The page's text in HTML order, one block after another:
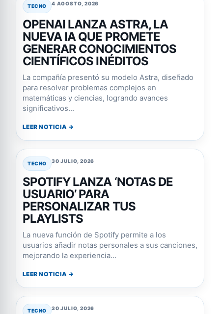
TECNO 4 AGOSTO, 2026
OPENAI LANZA ASTRA, LA
NUEVA IA QUE PROMETE
GENERAR CONOCIMIENTOS
CIENTÍFICOS INÉDITOS
La compañía presentó su modelo Astra, diseñado
para resolver problemas complejos en
matemáticas y ciencias, logrando avances
significativos...
LEER NOTICIA →
TECNO 30 JULIO, 2026
SPOTIFY LANZA ‘NOTAS DE
USUARIO’ PARA
PERSONALIZAR TUS
PLAYLISTS
La nueva función de Spotify permite a los
usuarios añadir notas personales a sus canciones,
mejorando la experiencia...
LEER NOTICIA →
TECNO 30 JULIO, 2026